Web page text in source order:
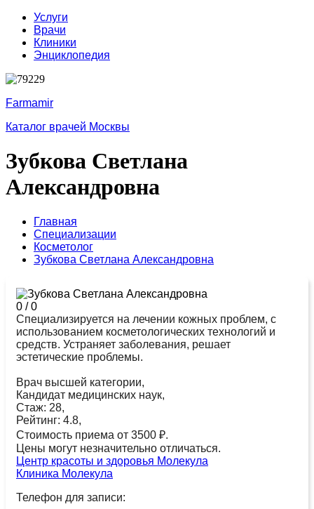
Услуги
Врачи
Клиники
Энциклопедия
Farmamir
Каталог врачей Москвы
Зубкова Светлана
Александровна
Главная
Специализации
Косметолог
Зубкова Светлана Александровна
0 /0
Специализируется на лечении кожных проблем, с
использованием косметологических технологий и
средств. Устраняет заболевания, решает
эстетические проблемы.
Врач высшей категории,
Кандидат медицинских наук,
Стаж: 28,
Рейтинг: 4.8,
Стоимость приема от 3500 ₽.
Цены могут незначительно отличаться.
Центр красоты и здоровья Молекула
Клиника Молекула
Телефон для записи: